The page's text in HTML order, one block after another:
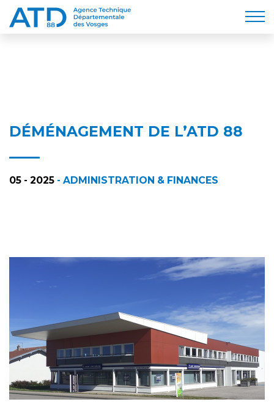
DÉMÉNAGEMENT DE L’ATD 88
05 - 2025 - ADMINISTRATION & FINANCES